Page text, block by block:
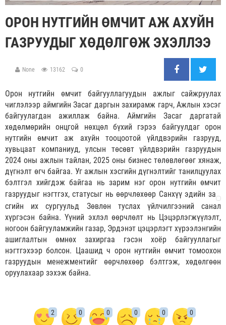
ОРОН НУТГИЙН ӨМЧИТ АЖ АХУЙН
ГАЗРУУДЫГ ХӨДӨЛГӨЖ ЭХЭЛЛЭЭ
None 13162 0
Орон нутгийн өмчит байгууллагуудын ажлыг сайжруулах
чиглэлээр аймгийн Засаг даргын захирамж гарч, Ажлын хэсэг
байгуулагдан ажиллаж байна. Аймгийн Засаг даргатай
хөдөлмөрийн онцгой нөхцөл бүхий гэрээ байгуулдаг орон
нутгийн өмчит аж ахуйн тооцоотой үйлдвэрийн газрууд,
хувьцаат компаниуд, улсын төсөвт үйлдвэрийн газруудын
2024 оны ажлын тайлан, 2025 оны бизнес төлөвлөгөөг хянаж,
дүгнэлт өгч байгаа. Уг ажлын хэсгийн дүгнэлтийг танилцуулах
бэлтгэл хийгдэж байгаа нь зарим нэг орон нутгийн өмчит
газруудыг нэгтгэх, статусыг нь өөрчлөхөөр Санхүү эдийн за
сгийн их сургуульд Зөвлөн туслах үйлчилгээний санал
хүргэсэн байна. Үүний эхлэл өөрчлөлт нь Цэцэрлэгжүүлэлт,
ногоон байгууламжийн газар, Эрдэнэт цэцэрлэгт хүрээлэнгийн
ашиглалтын өмнөх захиргаа гэсэн хоёр байгууллагыг
нэгтгэхээр болсон. Цаашид ч орон нутгийн өмчит томоохон
газруудын менежментийг өөрчлөхөөр бэлтгэж, хөдөлгөөн
оруулахаар зэхэж байна.
2 0 0 0 0 0